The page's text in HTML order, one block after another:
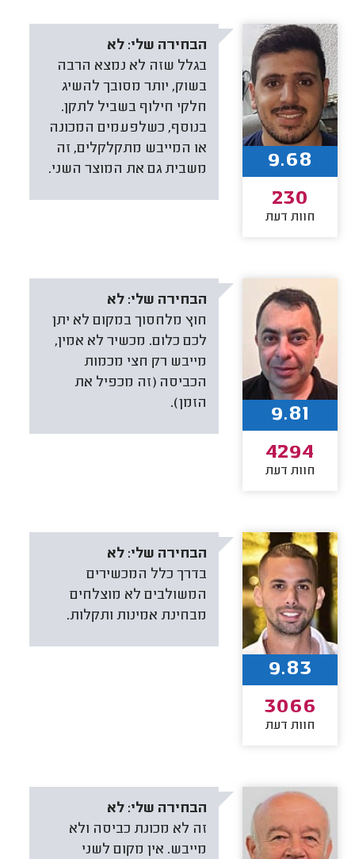
הבחירה שלי: לא
בגלל שזה לא נמצא הרבה
בשוק, יותר מסובך להשיג
חלקי חילוף בשביל לתקן.
בנוסף, כשלפעמים המכונה
או המייבש מתקלקלים, זה
משבית גם את המוצר השני.
9.68
230
חוות דעת
הבחירה שלי: לא
חוץ מלחסוך במקום לא יתן
לכם כלום. מכשיר לא אמין,
מייבש רק חצי מכמות
הכביסה (זה מכפיל את
הזמן).
9.81
4294
חוות דעת
הבחירה שלי: לא
בדרך כלל המכשירים
המשולבים לא מוצלחים
מבחינת אמינות ותקלות.
9.83
3066
חוות דעת
הבחירה שלי: לא
זה לא מכונת כביסה ולא
מייבש. אין מקום לשני